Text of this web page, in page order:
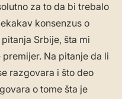
za to da bi trebalo
konsenzus o
Srbije, šta mi
Na pitanje da li
razgovara i što deo
o tome šta je